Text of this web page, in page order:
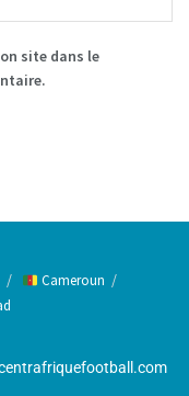
site dans le
Cameroun